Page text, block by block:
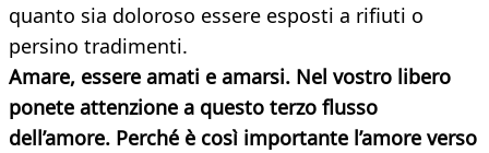
quanto sia doloroso essere esposti a rifiuti o
persino tradimenti.
Amare, essere amati e amarsi. Nel vostro libero
ponete attenzione a questo terzo flusso
dell’amore. Perché è così importante l’amore verso